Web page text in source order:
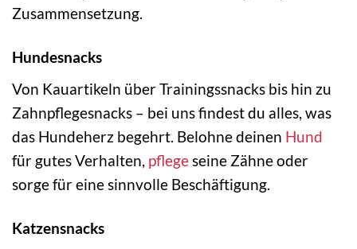
Zusammensetzung.
Hundesnacks
Von Kauartikeln über Trainingssnacks bis hin zu
Zahnpflegesnacks – bei uns findest du alles, was
das Hundeherz begehrt. Belohne deinen Hund
für gutes Verhalten, pflegeseine Zähne oder
sorge für eine sinnvolle Beschäftigung.
Katzensnacks